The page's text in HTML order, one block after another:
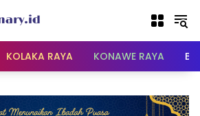
KOLAKA RAYA KONAWE RAYA